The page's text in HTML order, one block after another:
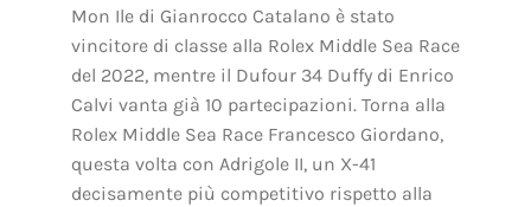
Mon Ile di Gianrocco Catalano è stato
vincitore di classe alla Rolex Middle Sea Race
del 2022, mentre il Dufour 34 Duffy di Enrico
Calvi vanta già 10 partecipazioni. Torna alla
Rolex Middle Sea Race Francesco Giordano,
questa volta con Adrigole II, un X-41
decisamente più competitivo rispetto alla